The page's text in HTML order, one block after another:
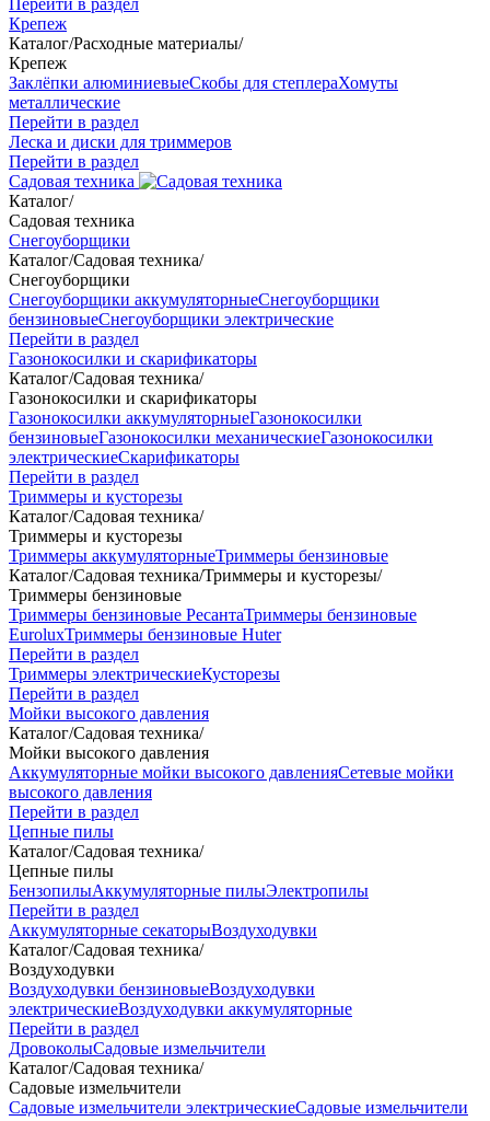
Перейти в раздел
Крепеж
Каталог/Расходные материалы/
Крепеж
Заклёпки алюминиевыеСкобы для степлераХомуты
металлические
Перейти в раздел
Леска и диски для триммеров
Перейти в раздел
Садовая техника
Каталог/
Садовая техника
Снегоуборщики
Каталог/Садовая техника/
Снегоуборщики
Снегоуборщики аккумуляторныеСнегоуборщики
бензиновыеСнегоуборщики электрические
Перейти в раздел
Газонокосилки и скарификаторы
Каталог/Садовая техника/
Газонокосилки и скарификаторы
Газонокосилки аккумуляторныеГазонокосилки
бензиновыеГазонокосилки механическиеГазонокосилки
электрическиеСкарификаторы
Перейти в раздел
Триммеры и кусторезы
Каталог/Садовая техника/
Триммеры и кусторезы
Триммеры аккумуляторныеТриммеры бензиновые
Каталог/Садовая техника/Триммеры и кусторезы/
Триммеры бензиновые
Триммеры бензиновые РесантаТриммеры бензиновые
EuroluxТриммеры бензиновые Huter
Перейти в раздел
Триммеры электрическиеКусторезы
Перейти в раздел
Мойки высокого давления
Каталог/Садовая техника/
Мойки высокого давления
Аккумуляторные мойки высокого давленияСетевые мойки
высокого давления
Перейти в раздел
Цепные пилы
Каталог/Садовая техника/
Цепные пилы
БензопилыАккумуляторные пилыЭлектропилы
Перейти в раздел
Аккумуляторные секаторыВоздуходувки
Каталог/Садовая техника/
Воздуходувки
Воздуходувки бензиновыеВоздуходувки
электрическиеВоздуходувки аккумуляторные
Перейти в раздел
ДровоколыСадовые измельчители
Каталог/Садовая техника/
Садовые измельчители
Садовые измельчители электрическиеСадовые измельчители